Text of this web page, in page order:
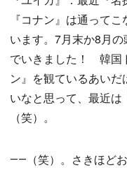
『コナン』は通って
います。7月末か8月
でいきました！ 韓国
ン』を観ているあい
いなと思って、最近
（笑）。
――（笑）。さきほど